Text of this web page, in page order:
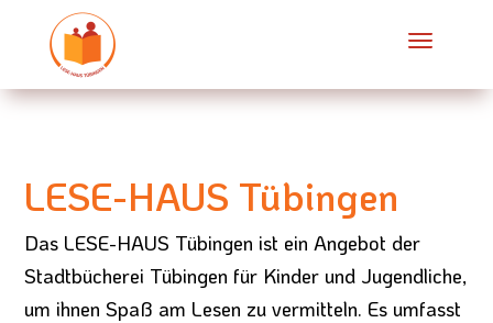
LESE-HAUS Tübingen
Das LESE-HAUS Tübingen ist ein Angebot der
Stadtbücherei Tübingen für Kinder und Jugendliche,
um ihnen Spaß am Lesen zu vermitteln. Es umfasst